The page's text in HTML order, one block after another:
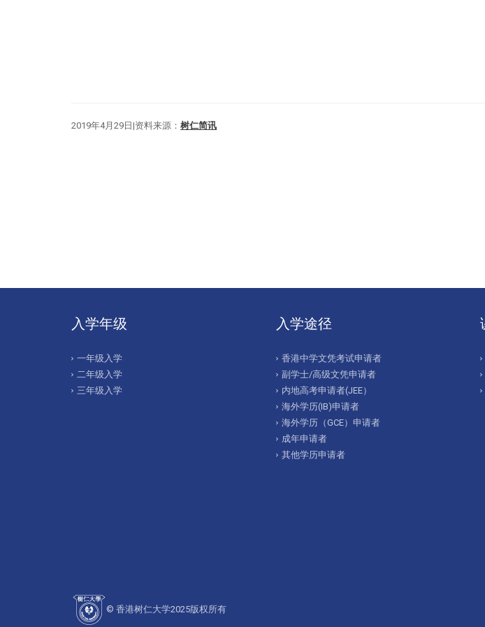
2019年4月29日|资料来源： 树仁简讯
入学年级
一年级入学
二年级入学
三年级入学
入学途径
香港中学文凭考试申请者
副学士/高级文凭申请者
内地高考申请者(JEE）
海外学历(IB)申请者
海外学历（GCE）申请者
成年申请者
其他学历申请者
© 香港树仁大学2025版权所有